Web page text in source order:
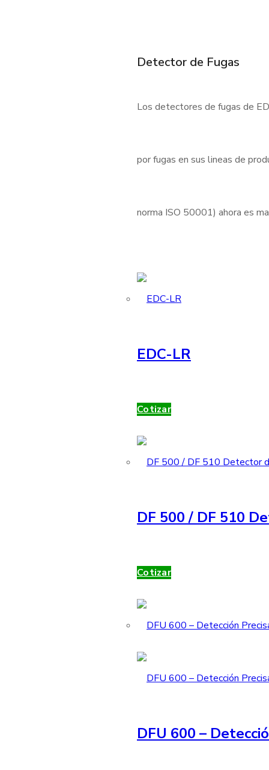
Detector de Fugas
Los detectores de fugas de
por fugas en sus lineas de
norma ISO 50001) ahora es
EDC-LR
Cotizar
DF 500 / DF 510
Cotizar
DFU 600 –